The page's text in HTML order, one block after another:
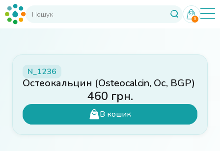
0
N_1236
Остеокальцин (Оsteocalcin, Ос, BGP)
460 грн.
В кошик